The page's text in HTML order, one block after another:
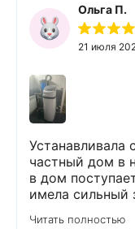
Ольга П.
21 июля
Устанавливала
частный дом в
в дом
имела сильный
Читать полностью